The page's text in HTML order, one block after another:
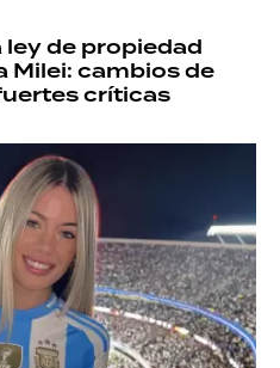
ley de propiedad
Milei: cambios de
críticas